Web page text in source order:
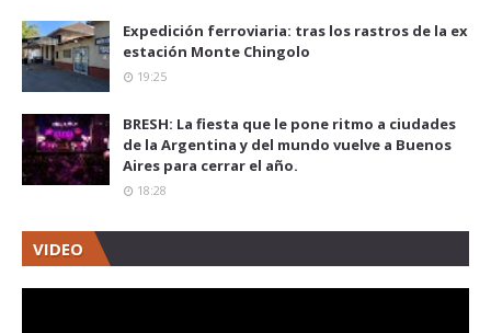
Expedición ferroviaria: tras los rastros de la ex
estación Monte Chingolo
19:25
BRESH: La fiesta que le pone ritmo a ciudades
de la Argentina y del mundo vuelve a Buenos
Aires para cerrar el año.
18:28
VIDEO